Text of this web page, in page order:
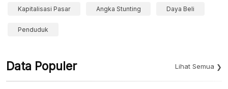
Kapitalisasi Pasar Angka Stunting Daya Beli
Penduduk
Data Populer Lihat Semua